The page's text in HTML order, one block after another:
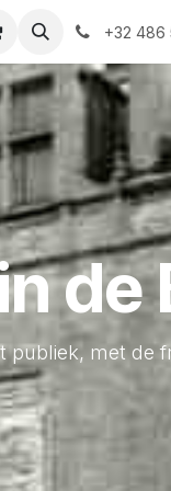
labels Leifruit
+32 486
de
publiek, met de